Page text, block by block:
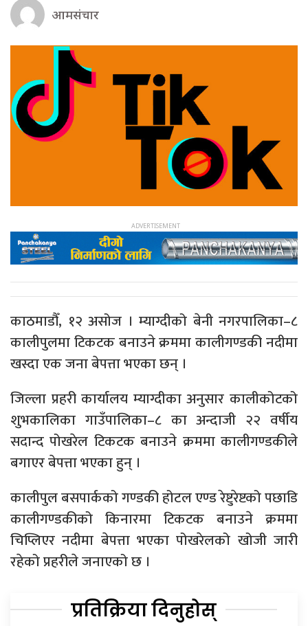
आमसंचार
काठमाडौँ, १२ असोज । म्याग्दीको बेनी नगरपालिका–८
कालीपुलमा टिकटक बनाउने क्रममा कालीगण्डकी नदीमा
खस्दा एक जना बेपत्ता भएका छन् ।
जिल्ला प्रहरी कार्यालय म्याग्दीका अनुसार कालीकोटको
शुभकालिका गाउँपालिका–८ का अन्दाजी २२ वर्षीय
सदान्द पोखरेल टिकटक बनाउने क्रममा कालीगण्डकीले
बगाएर बेपत्ता भएका हुन् ।
कालीपुल बसपार्कको गण्डकी होटल एण्ड रेष्टुरेष्टको पछाडि
कालीगण्डकीको किनारमा टिकटक बनाउने क्रममा
चिप्लिएर नदीमा बेपत्ता भएका पोखरेलको खोजी जारी
रहेको प्रहरीले जनाएको छ ।
प्रतिक्रिया दिनुहोस्